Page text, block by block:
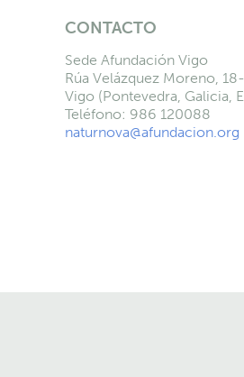
CONTACTO
Sede Afundación Vigo
Rúa Velázquez Moreno,
Vigo (Pontevedra, Galicia,
Teléfono: 986 120088
naturnova@afundacion.org